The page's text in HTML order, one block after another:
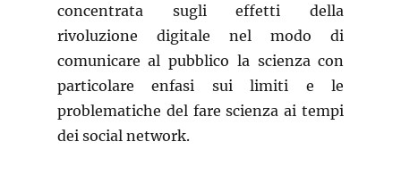
concentrata sugli effetti della
rivoluzione digitale nel modo di
comunicare al pubblico la scienza con
particolare enfasi sui limiti e le
problematiche del fare scienza ai tempi
dei social network.